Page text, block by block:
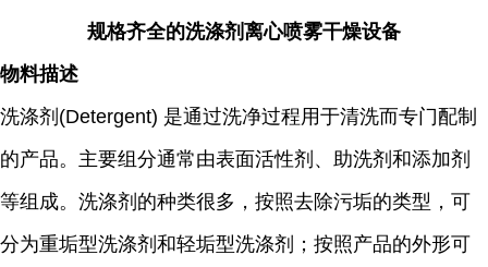
规格齐全的洗涤剂离心喷雾干燥设备
物料描述
洗涤剂(Detergent) 是通过洗净过程用于清洗而专门配制
的产品。主要组分通常由表面活性剂、助洗剂和添加剂
等组成。洗涤剂的种类很多，按照去除污垢的类型，可
分为重垢型洗涤剂和轻垢型洗涤剂；按照产品的外形可